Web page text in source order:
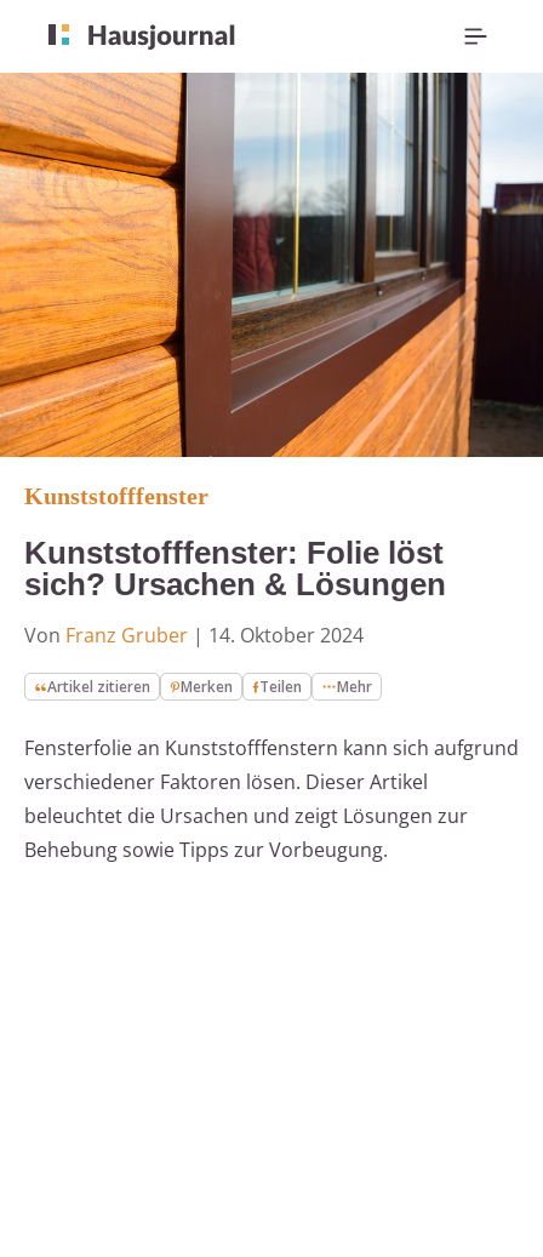
Kunststofffenster
Kunststofffenster: Folie löst
sich? Ursachen & Lösungen
Von Franz Gruber | 14. Oktober 2024
Artikel zitieren Merken Teilen Mehr
Fensterfolie an Kunststofffenstern kann sich aufgrund
verschiedener Faktoren lösen. Dieser Artikel
beleuchtet die Ursachen und zeigt Lösungen zur
Behebung sowie Tipps zur Vorbeugung.